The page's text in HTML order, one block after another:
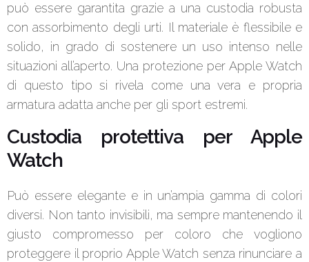
può essere garantita grazie a una custodia robusta
con assorbimento degli urti. Il materiale è flessibile e
solido, in grado di sostenere un uso intenso nelle
situazioni all’aperto. Una protezione per Apple Watch
di questo tipo si rivela come una vera e propria
armatura adatta anche per gli sport estremi.
Custodia protettiva per Apple
Watch
Può essere elegante e in un’ampia gamma di colori
diversi. Non tanto invisibili, ma sempre mantenendo il
giusto compromesso per coloro che vogliono
proteggere il proprio Apple Watch senza rinunciare a